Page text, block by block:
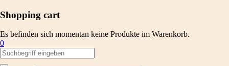
Shopping cart
Es befinden sich momentan keine Produkte im Warenkorb.
0